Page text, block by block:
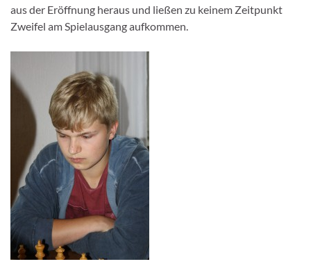
aus der Eröffnung heraus und ließen zu keinem Zeitpunkt
Zweifel am Spielausgang aufkommen.